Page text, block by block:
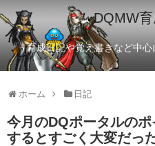
DQMW
育成日記や覚え書きなど中
ホーム 日記
今月のDQポータルの
するとすごく大変だっ